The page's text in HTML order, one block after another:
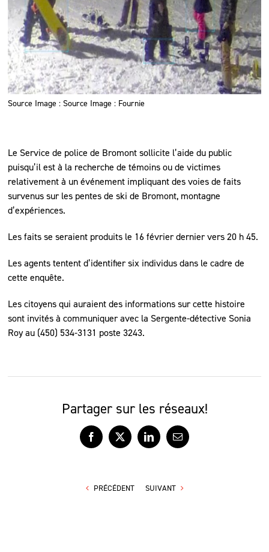
Source Image : Source Image : Fournie
Le Service de police de Bromont sollicite l’aide du public
puisqu’il est à la recherche de témoins ou de victimes
relativement à un événement impliquant des voies de faits
survenus sur les pentes de ski de Bromont, montagne
d’expériences.
Les faits se seraient produits le 16 février dernier vers 20 h 45.
Les agents tentent d’identifier six individus dans le cadre de
cette enquête.
Les citoyens qui auraient des informations sur cette histoire
sont invités à communiquer avec la Sergente-détective Sonia
Roy au (450) 534-3131 poste 3243.
Partager sur les réseaux!
Facebook
X LinkedInCourriel
PRÉCÉDENT SUIVANT